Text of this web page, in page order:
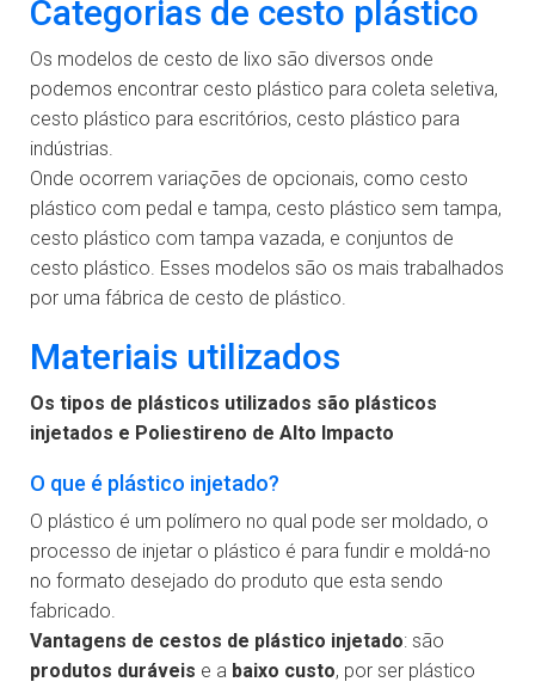
Categorias de cesto plástico
Os modelos de cesto de lixo são diversos onde
podemos encontrar cesto plástico para coleta seletiva,
cesto plástico para escritórios, cesto plástico para
indústrias.
Onde ocorrem variações de opcionais, como cesto
plástico com pedal e tampa, cesto plástico sem tampa,
cesto plástico com tampa vazada, e conjuntos de
cesto plástico. Esses modelos são os mais trabalhados
por uma fábrica de cesto de plástico.
Materiais utilizados
Os tipos de plásticos utilizados são plásticos
injetados e Poliestireno de Alto Impacto
O que é plástico injetado?
O plástico é um polímero no qual pode ser moldado, o
processo de injetar o plástico é para fundir e moldá-no
no formato desejado do produto que esta sendo
fabricado.
Vantagens de cestos de plástico injetado: são
produtos duráveis e a baixo custo, por ser plástico